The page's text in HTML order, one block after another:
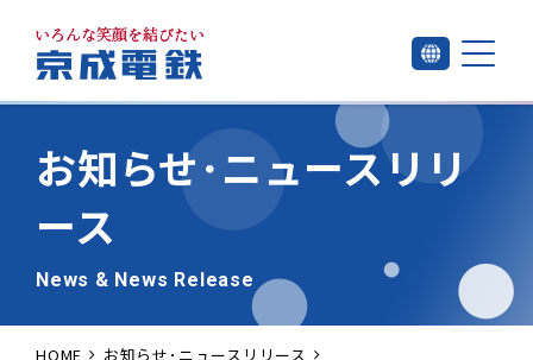
お知らせ･ニュースリリ
ース
News & News Release
HOME
お知らせ･ニュースリリース